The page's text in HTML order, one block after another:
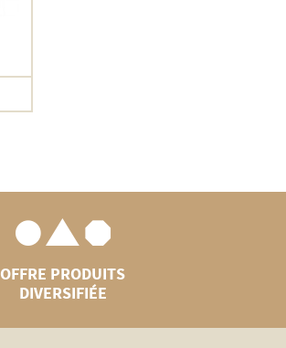
OFFRE PRODUITS
DIVERSIFIÉE